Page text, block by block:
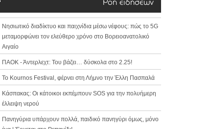
Ροή ειδήσεων
Νησιωτικό διαδίκτυο και παιχνίδια μέσω νέφους: πώς το 5G
μεταμορφώνει τον ελεύθερο χρόνο στο Βορειοανατολικό
Αιγαίο
ΠΑΟΚ - Άντερλεχτ: Του βάζει… δύσκολα στο 2.25!
Το Kournos Festival, φέρνει στη Λήμνο την Έλλη Πασπαλά
Κάσπακας: Οι κάτοικοι εκπέμπουν SOS για την πολυήμερη
έλλειψη νερού
Πανηγύρια υπάρχουν πολλά, παιδικό πανηγύρι όμως, μόνο